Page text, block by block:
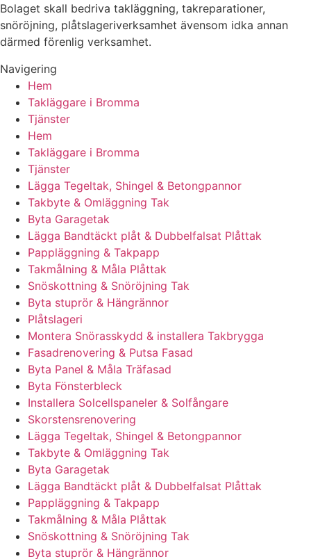
Bolaget skall bedriva takläggning, takreparationer,
snöröjning, plåtslageriverksamhet ävensom idka annan
därmed förenlig verksamhet.
Navigering
Hem
Takläggare i Bromma
Tjänster
Hem
Takläggare i Bromma
Tjänster
Lägga Tegeltak, Shingel & Betongpannor
Takbyte & Omläggning Tak
Byta Garagetak
Lägga Bandtäckt plåt & Dubbelfalsat Plåttak
Pappläggning & Takpapp
Takmålning & Måla Plåttak
Snöskottning & Snöröjning Tak
Byta stuprör & Hängrännor
Plåtslageri
Montera Snörasskydd & installera Takbrygga
Fasadrenovering & Putsa Fasad
Byta Panel & Måla Träfasad
Byta Fönsterbleck
Installera Solcellspaneler & Solfångare
Skorstensrenovering
Lägga Tegeltak, Shingel & Betongpannor
Takbyte & Omläggning Tak
Byta Garagetak
Lägga Bandtäckt plåt & Dubbelfalsat Plåttak
Pappläggning & Takpapp
Takmålning & Måla Plåttak
Snöskottning & Snöröjning Tak
Byta stuprör & Hängrännor